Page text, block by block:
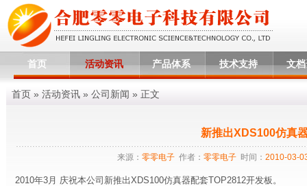
首页 活动资讯 产品体系 技术支持 文
首页 » 活动资讯 » 公司新闻 » 正文
新推出XDS100仿真
来源： 零零电子 作者： 零零电子 时间： 2010-03-
2010年3月 庆祝本公司新推出XDS100仿真器配套TOP2812开发板。